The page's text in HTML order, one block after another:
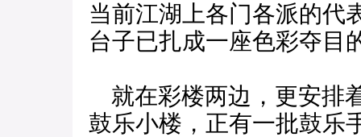
当前江湖上各门各派的代
台子已扎成一座色彩夺目
就在彩楼两边，更安排
鼓乐小楼，正有一批鼓乐